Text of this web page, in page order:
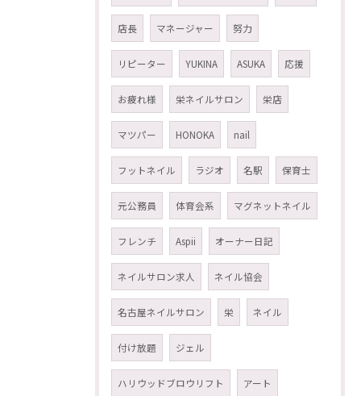
店長 マネージャー 努力
リピーター YUKINA ASUKA 応援
お疲れ様 栄ネイルサロン 栄店
マツパー HONOKA nail
フットネイル ラジオ 名駅 保育士
元公務員 体育会系 マグネットネイル
フレンチ Aspii オーナー日記
ネイルサロン求人 ネイル協会
名古屋ネイルサロン 栄 ネイル
付け放題 ジェル
ハリウッドブロウリフト アート